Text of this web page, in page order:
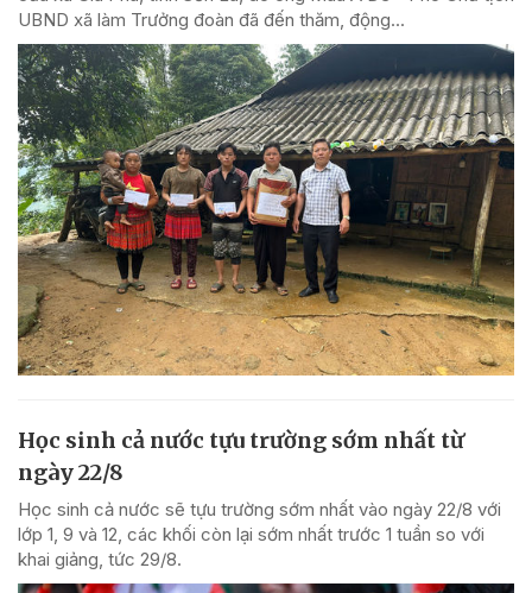
UBND xã làm Trưởng đoàn đã đến thăm, động...
Học sinh cả nước tựu trường sớm nhất từ
ngày 22/8
Học sinh cả nước sẽ tựu trường sớm nhất vào ngày 22/8 với
lớp 1, 9 và 12, các khối còn lại sớm nhất trước 1 tuần so với
khai giảng, tức 29/8.